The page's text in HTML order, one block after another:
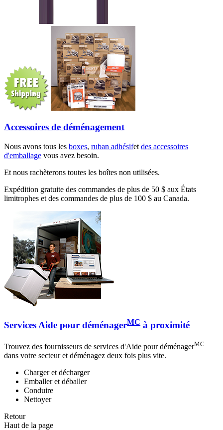
Accessoires de déménagement
Nous avons tous les boxes, ruban adhésifet des accessoires
d'emballage vous avez besoin.
Et nous rachèterons toutes les boîtes non utilisées.
Expédition gratuite des commandes de plus de 50 $ aux États
limitrophes et des commandes de plus de 100 $ au Canada.
Services Aide pour déménagerMC à proximité
Trouvez des fournisseurs de services d'Aide pour déménagerMC
dans votre secteur et déménagez deux fois plus vite.
Charger et décharger
Emballer et déballer
Conduire
Nettoyer
Retour
Haut de la page